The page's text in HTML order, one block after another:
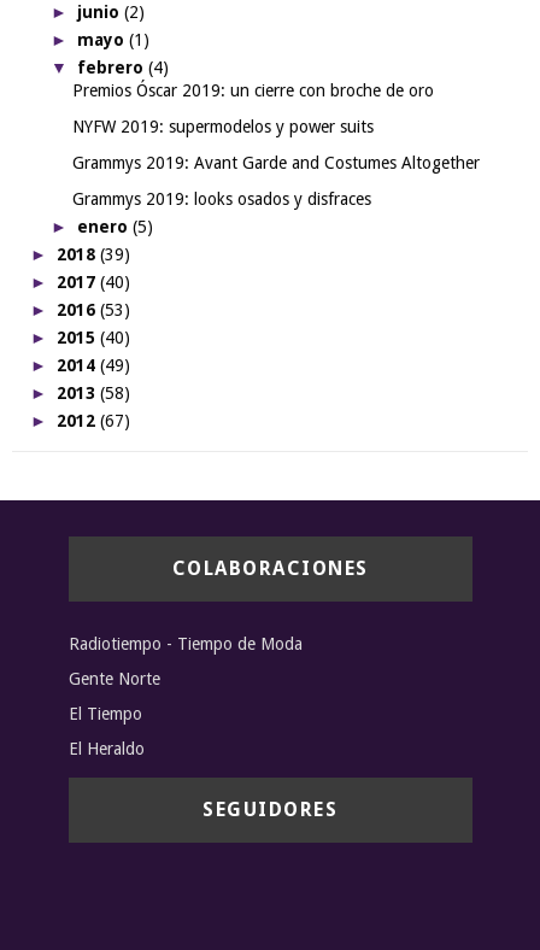
► junio (2)
► mayo (1)
▼ febrero (4)
Premios Óscar 2019: un cierre con broche de oro
NYFW 2019: supermodelos y power suits
Grammys 2019: Avant Garde and Costumes Altogether
Grammys 2019: looks osados y disfraces
► enero (5)
► 2018 (39)
► 2017 (40)
► 2016 (53)
► 2015 (40)
► 2014 (49)
► 2013 (58)
► 2012 (67)
COLABORACIONES
Radiotiempo - Tiempo de Moda
Gente Norte
El Tiempo
El Heraldo
SEGUIDORES